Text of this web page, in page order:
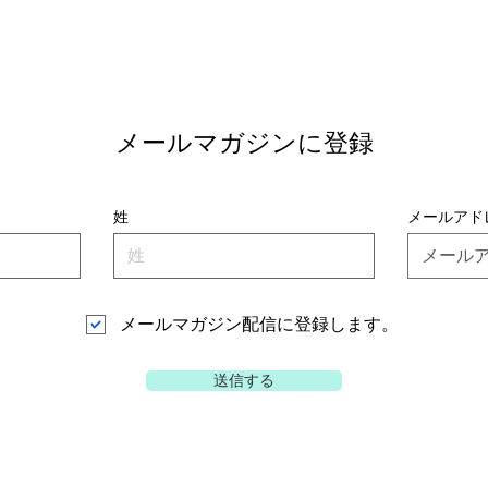
メールマガジンに登録
姓 メールア
メールマガジン配信に登録します。
送信する